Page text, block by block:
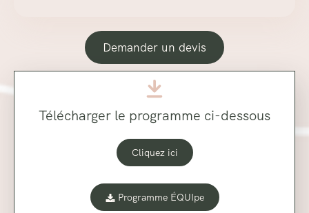
Demander un devis
Télécharger le programme ci-dessous
Cliquez ici
Programme ÉQUIpe